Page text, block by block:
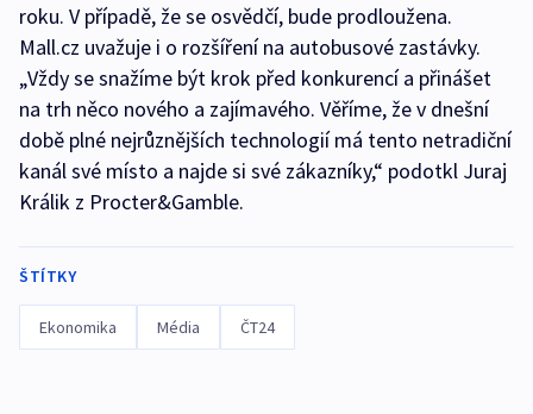
roku. V případě, že se osvědčí, bude prodloužena.
Mall.cz uvažuje i o rozšíření na autobusové zastávky.
„Vždy se snažíme být krok před konkurencí a přinášet
na trh něco nového a zajímavého. Věříme, že v dnešní
době plné nejrůznějších technologií má tento netradiční
kanál své místo a najde si své zákazníky,“ podotkl Juraj
Králik z Procter&Gamble.
ŠTÍTKY
Ekonomika Média ČT24